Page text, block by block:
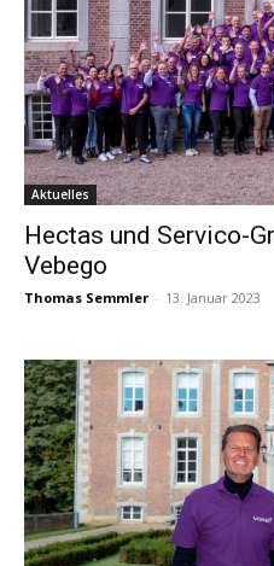
Aktuelles
Hectas und Servico-
Vebego
Thomas Semmler - 13. Januar 2023